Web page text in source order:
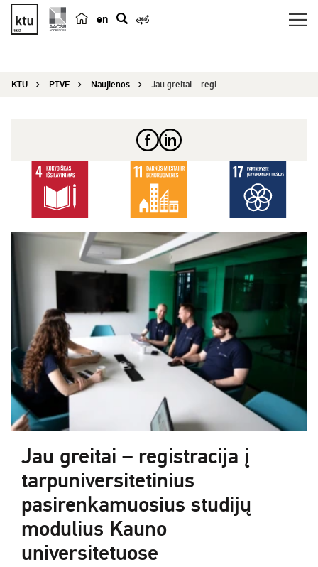
en
e
KTU PTVF Naujienos Jau greitai – registracija į tarpuniversitetiniu...
Jau greitai – registracija į
tarpuniversitetinius
pasirenkamuosius studijų
modulius Kauno
universitetuose